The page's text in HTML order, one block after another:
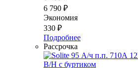
6 790 ₽
Экономия
330 ₽
Подробнее
Рассрочка